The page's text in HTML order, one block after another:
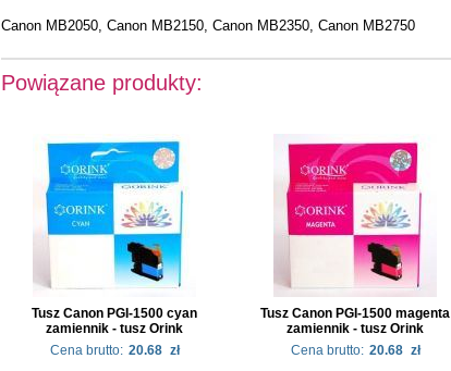
Canon MB2050, Canon MB2150, Canon MB2350, Canon MB2750
Powiązane produkty:
Tusz Canon PGI-1500 cyan
zamiennik - tusz Orink
Cena brutto: 20.68 zł
Tusz Canon PGI-1500 magenta
zamiennik - tusz Orink
Cena brutto: 20.68 zł